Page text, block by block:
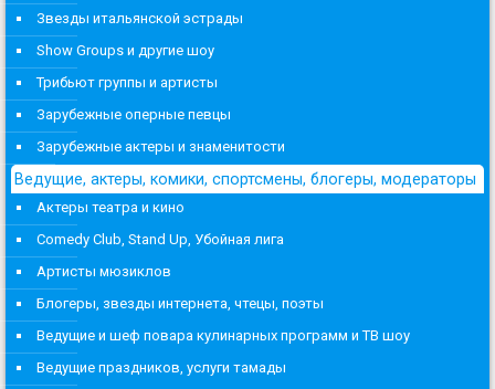
Звезды итальянской эстрады
Show Groups и другие шоу
Трибьют группы и артисты
Зарубежные оперные певцы
Зарубежные актеры и знаменитости
Ведущие, актеры, комики, спортсмены, блогеры, модераторы
Актеры театра и кино
Comedy Club, Stand Up, Убойная лига
Артисты мюзиклов
Блогеры, звезды интернета, чтецы, поэты
Ведущие и шеф повара кулинарных программ и ТВ шоу
Ведущие праздников, услуги тамады